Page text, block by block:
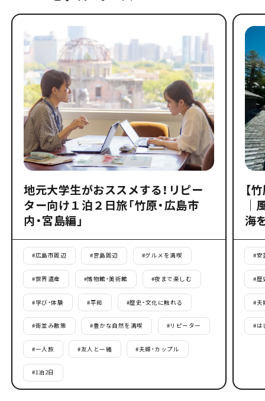
地元大学生がおススメする！リピー
ター向け１泊２日旅「竹原・広島市
内・宮島編」
#広島市周辺 #宮島周辺 #グルメを満喫
#世界遺産 #博物館・美術館 #夜まで楽しむ
#学び・体験 #平和 #歴史・文化に触れる
#街並み散策 #豊かな自然を満喫 #リピーター
#一人旅 #友人と一緒 #夫婦・カップル
#1泊2日
【
｜
海
#安
#歴
#夫
#は